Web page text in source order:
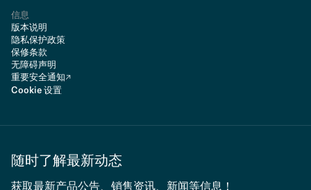
信息
版本说明
隐私保护政策
保修条款
无障碍声明
重要安全通知
Cookie 设置
随时了解最新动态
获取最新产品公告、销售资讯、新闻等信息！